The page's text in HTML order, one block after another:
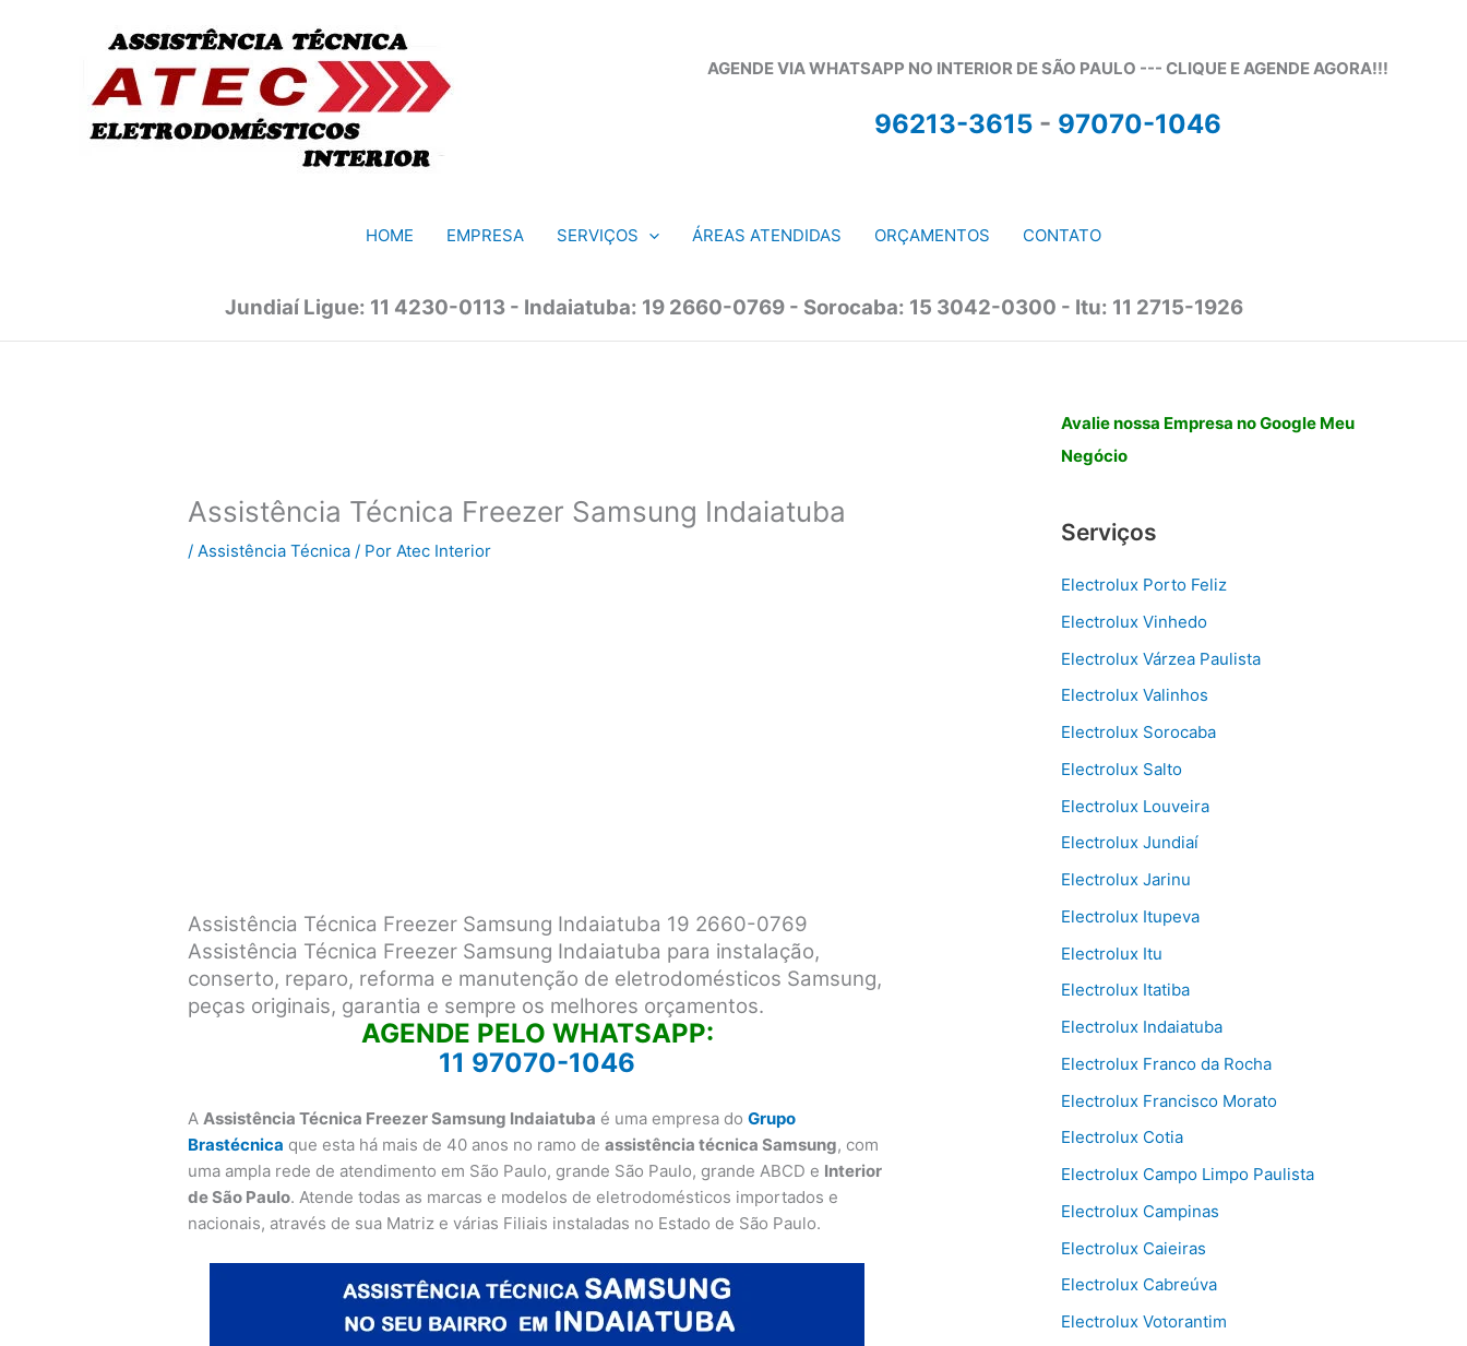
AGENDE VIA WHATSAPP NO INTERIOR DE SÃO PAULO --- CLIQUE E AGENDE AGORA!!!
96213-3615 - 97070-1046
HOME EMPRESA SERVIÇOS ÁREAS ATENDIDAS ORÇAMENTOS CONTATO
Jundiaí Ligue: 11 4230-0113 - Indaiatuba: 19 2660-0769 - Sorocaba: 15 3042-0300 - Itu: 11 2715-1926
Assistência Técnica Freezer Samsung Indaiatuba
/Assistência Técnica / PorAtec Interior
Assistência Técnica Freezer Samsung Indaiatuba 19 2660-0769
Assistência Técnica Freezer Samsung Indaiatuba para instalação,
conserto, reparo, reforma e manutenção de eletrodomésticos Samsung,
peças originais, garantia e sempre os melhores orçamentos.
AGENDE PELO WHATSAPP:
11 97070-1046
AAssistência Técnica Freezer Samsung Indaiatuba é uma empresa doGrupo
Brastécnica que esta há mais de 40 anos no ramo deassistência técnica Samsung, com
uma ampla rede de atendimento em São Paulo, grande São Paulo, grande ABCD e Interior
de São Paulo. Atende todas as marcas e modelos de eletrodomésticos importados e
nacionais, através de sua Matriz e várias Filiais instaladas no Estado de São Paulo.
Avalie nossa Empresa no Google Meu
Negócio
Serviços
Electrolux Porto Feliz
Electrolux Vinhedo
Electrolux Várzea Paulista
Electrolux Valinhos
Electrolux Sorocaba
Electrolux Salto
Electrolux Louveira
Electrolux Jundiaí
Electrolux Jarinu
Electrolux Itupeva
Electrolux Itu
Electrolux Itatiba
Electrolux Indaiatuba
Electrolux Franco da Rocha
Electrolux Francisco Morato
Electrolux Cotia
Electrolux Campo Limpo Paulista
Electrolux Campinas
Electrolux Caieiras
Electrolux Cabreúva
Electrolux Votorantim